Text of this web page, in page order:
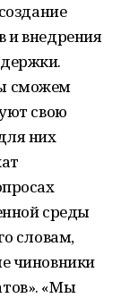
и внедрения
сможем
свою
них
среды
словам,
чиновники
«Мы